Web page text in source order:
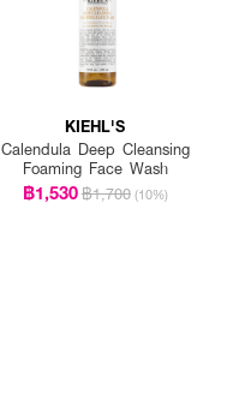
KIEHL'S
Calendula Deep Cleansing
Foaming Face Wash
฿1,530฿1,700 (10%)